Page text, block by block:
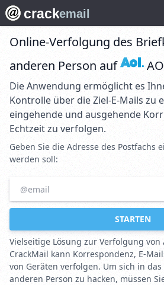
crackemail
Online-Verfolgung des
anderen Person auf
Die Anwendung ermöglicht es
Kontrolle über die Ziel-E-Mails zu
eingehende und ausgehende
Echtzeit zu verfolgen.
Geben Sie die Adresse des Postfachs
werden soll:
STARTEN
Vielseitige Lösung zur Verfolgung von
CrackMail kann Korrespondenz, E-
von Geräten verfolgen. Um sich in das
anderen Person zu hacken, müssen